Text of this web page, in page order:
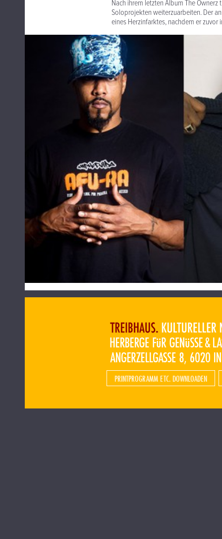
Nach ihrem letzten Album The
Soloprojekten weiterzuarbeiten. Der
eines Herzinfarktes, nachdem er zuvor
PRINTPROGRAMM ETC. DOWNLOADEN